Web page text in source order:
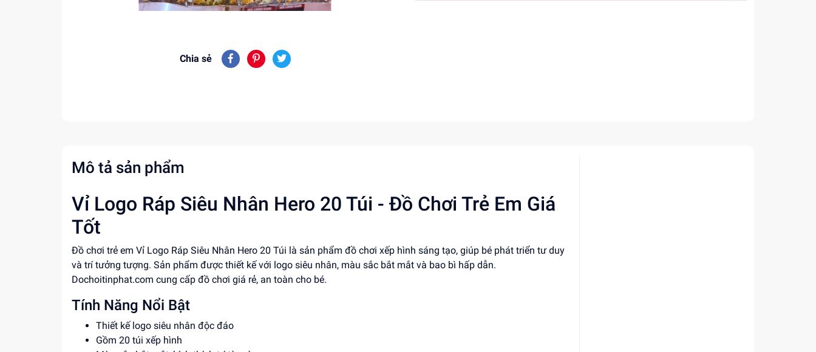
Chia sẻ
Mô tả sản phẩm
Vỉ Logo Ráp Siêu Nhân Hero 20 Túi - Đồ Chơi Trẻ Em Giá
Tốt
Đồ chơi trẻ em Vỉ Logo Ráp Siêu Nhân Hero 20 Túi là sản phẩm đồ chơi xếp hình sáng tạo, giúp bé phát triển tư duy
và trí tưởng tượng. Sản phẩm được thiết kế với logo siêu nhân, màu sắc bắt mắt và bao bì hấp dẫn.
Dochoitinphat.com cung cấp đồ chơi giá rẻ, an toàn cho bé.
Tính Năng Nổi Bật
Thiết kế logo siêu nhân độc đáo
Gồm 20 túi xếp hình